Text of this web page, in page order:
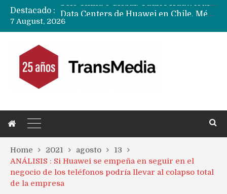
Destacado :
7 August, 2026
Home 2021 agosto
13
ANÁLISIS : Si Huawei se empeña en seguir en el
negocio de los teléfonos podría llevar al colapso total
de la empresa